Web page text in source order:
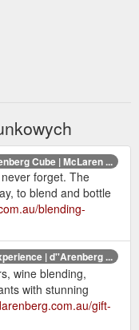
Cube | McLaren ...
forget. The
to blend and bottle
blending-
| d''Arenberg ...
wine blending,
with stunning
gift-